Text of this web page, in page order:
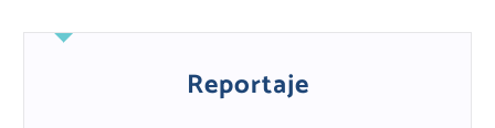
Reportaje